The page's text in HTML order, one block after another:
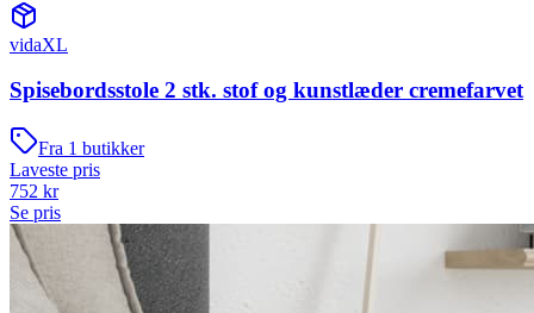
vidaXL
Spisebordsstole 2 stk. stof og kunstlæder cremefarvet
Fra 1 butikker
Laveste pris
752 kr
Se pris